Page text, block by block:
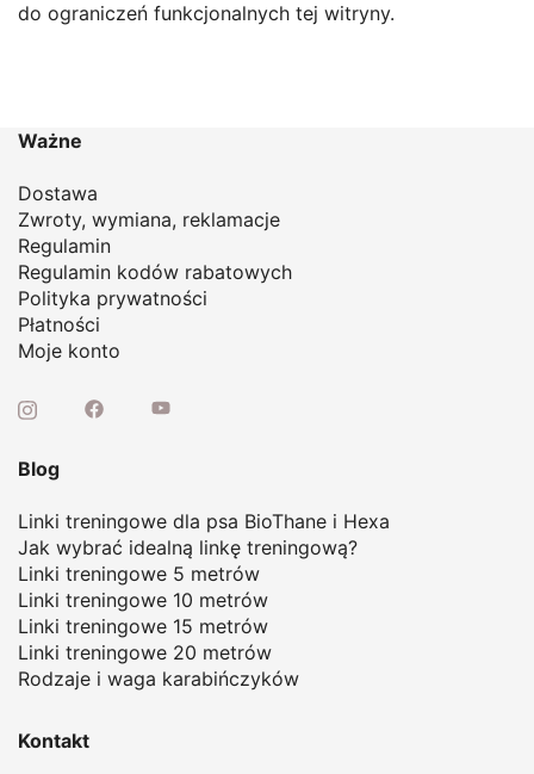
do ograniczeń funkcjonalnych tej witryny.
Ważne
Dostawa
Zwroty, wymiana, reklamacje
Regulamin
Regulamin kodów rabatowych
Polityka prywatności
Płatności
Moje konto
Blog
Linki treningowe dla psa BioThane i Hexa
Jak wybrać idealną linkę treningową?
Linki treningowe 5 metrów
Linki treningowe 10 metrów
Linki treningowe 15 metrów
Linki treningowe 20 metrów
Rodzaje i waga karabińczyków
Kontakt